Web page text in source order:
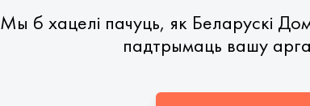
Мы б хацелі пачуць, як Беларускі
падтрымаць вашу